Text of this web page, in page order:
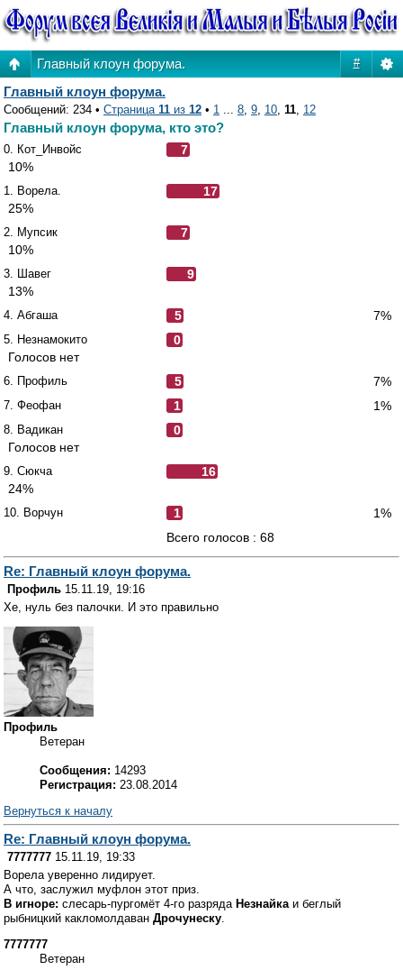
#
Главный клоун форума.
Главный клоун форума.
Сообщений: 234 • Страница 11 из 12 • 1 8 9 10 11 12
Главный клоун форума, кто это?
0. Кот_Инвойс
7
10%
1. Ворела.
17
25%
2. Мупсик
7
10%
3. Шавег
9
13%
4. Абгаша 5 7%
5. Незнамокито
0
Голосов нет
6. Профиль 5 7%
7. Феофан 1 1%
8. Вадикан
0
Голосов нет
9. Сюкча
16
24%
10. Ворчун 1
1%
Всего голосов : 68
Re: Главный клоун форума.
Профиль 15.11.19, 19:16
Хе, нуль без палочки. И это правильно
Профиль
Ветеран
Сообщения: 14293
Регистрация: 23.08.2014
Вернуться к началу
Re: Главный клоун форума.
7777777 15.11.19, 19:33
Ворела уверенно лидирует.
А что, заслужил муфлон этот приз.
В игноре: слесарь-пургомёт 4-го разряда Незнайка и беглый
рыбницкий какломолдаван Дрочунеску
7777777
Ветеран